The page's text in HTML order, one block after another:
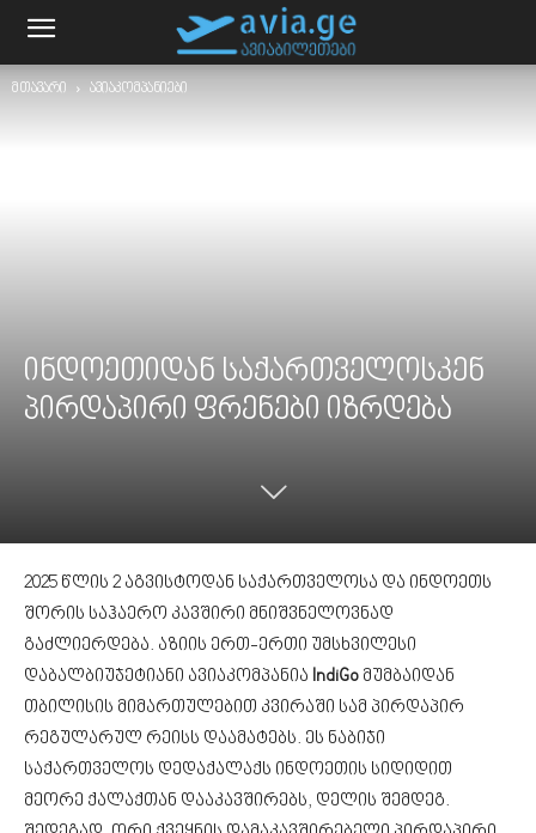
მთავარი ავიაკომპანიები
ინდოეთიდან საქართველოსკენ
პირდაპირი ფრენები იზრდება
2025 წლის 2 აგვისტოდან საქართველოსა და ინდოეთს
შორის საჰაერო კავშირი მნიშვნელოვნად
გაძლიერდება. აზიის ერთ-ერთი უმსხვილესი
დაბალბიუჯეტიანი ავიაკომპანია IndiGo მუმბაიდან
თბილისის მიმართულებით კვირაში სამ პირდაპირ
რეგულარულ რეისს დაამატებს. ეს ნაბიჯი
საქართველოს დედაქალაქს ინდოეთის სიდიდით
მეორე ქალაქთან დააკავშირებს, დელის შემდეგ.